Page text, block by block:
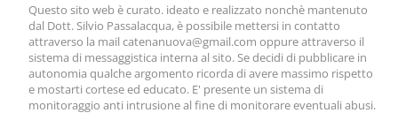
Questo sito web è curato. ideato e realizzato nonchè mantenuto
dal Dott. Silvio Passalacqua, è possibile mettersi in contatto
attraverso la mail catenanuova@gmail.com oppure attraverso il
sistema di messaggistica interna al sito. Se decidi di pubblicare in
autonomia qualche argomento ricorda di avere massimo rispetto
e mostarti cortese ed educato. E' presente un sistema di
monitoraggio anti intrusione al fine di monitorare eventuali abusi.